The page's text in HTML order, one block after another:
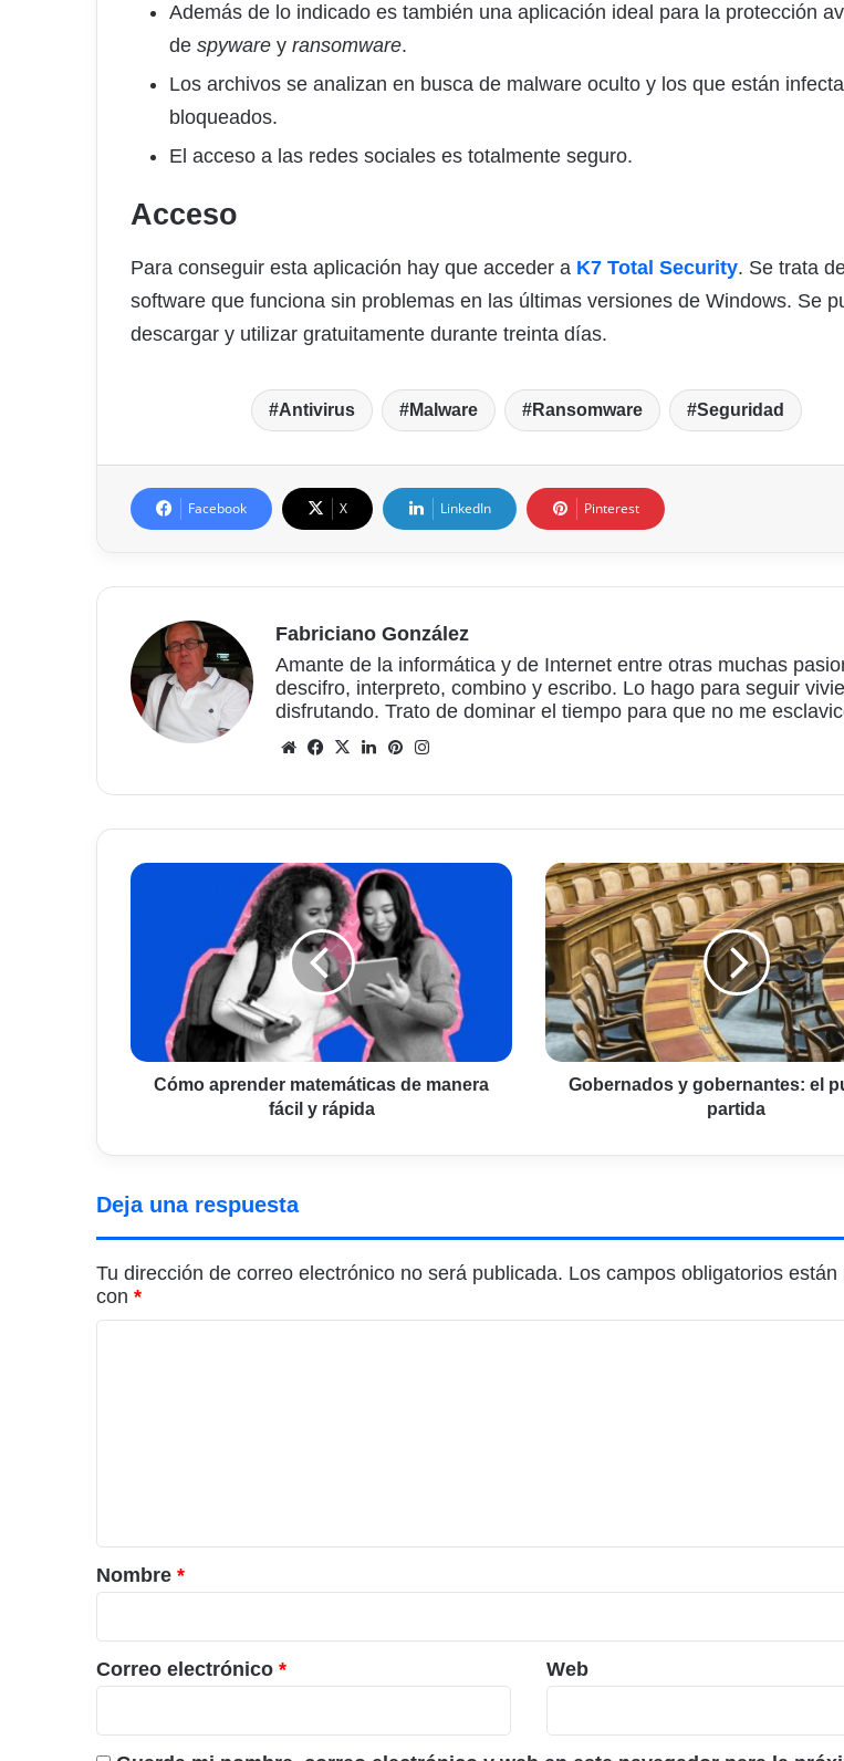
Además de lo indicado es también una aplicación ideal para la protección
de spyware y ransomware.
Los archivos se analizan en busca de malware oculto y los que están
bloqueados.
El acceso a las redes sociales es totalmente seguro.
Acceso
Para conseguir esta aplicación hay que acceder a K7 Total Security. Se trata
software que funciona sin problemas en las últimas versiones de Windows. Se
descargar y utilizar gratuitamente durante treinta días.
Antivirus Malware Ransomware Seguridad
Facebook X LinkedIn Pinterest
Fabriciano González
Amante de la informática y de Internet entre otras muchas
descifro, interpreto, combino y escribo. Lo hago para seguir
disfrutando. Trato de dominar el tiempo para que no me
Sitio
Facebook
X LinkedInPinterest
Cómo
matemáticas
manera
rápida
Cómo aprender matemáticas de manera
fácil y rápida
Gobernados
y
gobernantes:
el
punto
de
partida
Gobernados y gobernantes: el
partida
Deja una respuesta
Tu dirección de correo electrónico no será publicada. Los campos obligatorios están
con *
r
i
o
*
Nombre *
Correo electrónico * Web